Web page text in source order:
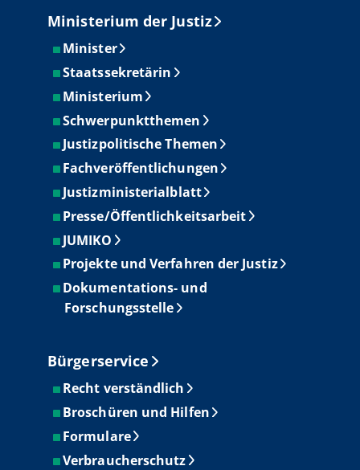
Ministerium der Justiz
Minister
Staatssekretärin
Ministerium
Schwerpunktthemen
Justizpolitische Themen
Fachveröffentlichungen
Justizministerialblatt
Presse/Öffentlichkeitsarbeit
JUMIKO
Projekte und Verfahren der Justiz
Dokumentations- und
Forschungsstelle
Bürgerservice
Recht verständlich
Broschüren und Hilfen
Formulare
Verbraucherschutz